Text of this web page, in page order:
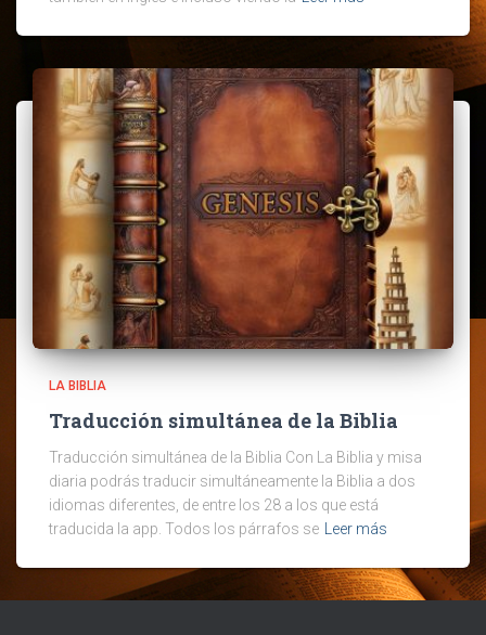
LA BIBLIA
Traducción simultánea de la Biblia
Traducción simultánea de la Biblia Con La Biblia y misa
diaria podrás traducir simultáneamente la Biblia a dos
idiomas diferentes, de entre los 28 a los que está
traducida la app. Todos los párrafos se
Leer más